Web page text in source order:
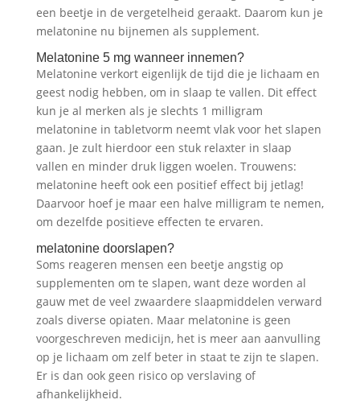
een beetje in de vergetelheid geraakt. Daarom kun je
melatonine nu bijnemen als supplement.
Melatonine 5 mg wanneer innemen?
Melatonine verkort eigenlijk de tijd die je lichaam en
geest nodig hebben, om in slaap te vallen. Dit effect
kun je al merken als je slechts 1 milligram
melatonine in tabletvorm neemt vlak voor het slapen
gaan. Je zult hierdoor een stuk relaxter in slaap
vallen en minder druk liggen woelen. Trouwens:
melatonine heeft ook een positief effect bij jetlag!
Daarvoor hoef je maar een halve milligram te nemen,
om dezelfde positieve effecten te ervaren.
melatonine doorslapen?
Soms reageren mensen een beetje angstig op
supplementen om te slapen, want deze worden al
gauw met de veel zwaardere slaapmiddelen verward
zoals diverse opiaten. Maar melatonine is geen
voorgeschreven medicijn, het is meer aan aanvulling
op je lichaam om zelf beter in staat te zijn te slapen.
Er is dan ook geen risico op verslaving of
afhankelijkheid.